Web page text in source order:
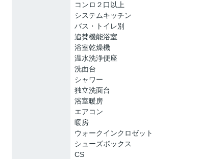
コンロ２口以上
システムキッチン
バス・トイレ別
追焚機能浴室
浴室乾燥機
温水洗浄便座
洗面台
シャワー
独立洗面台
浴室暖房
エアコン
暖房
ウォークインクロゼット
シューズボックス
CS